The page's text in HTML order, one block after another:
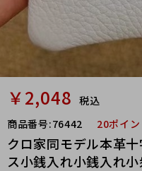
￥2,048 税込
商品番号:76442 20ポイ
クロ家同モデル本革
ス小銭入れ小銭入れ